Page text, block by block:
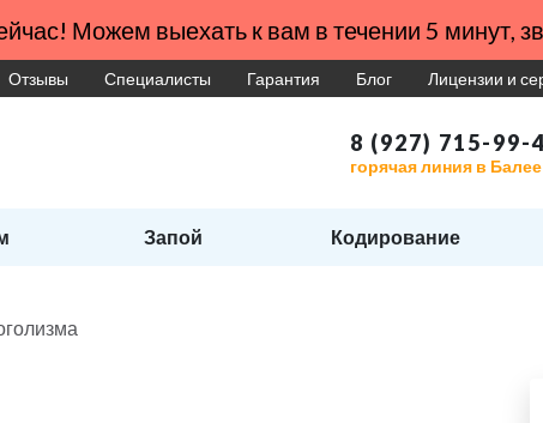
Можем выехать к вам в течении 5 минут,
Отзывы Специалисты Гарантия Блог Лицензии и
8 (927) 715-99-
горячая линия в Балее
Запой Кодирование